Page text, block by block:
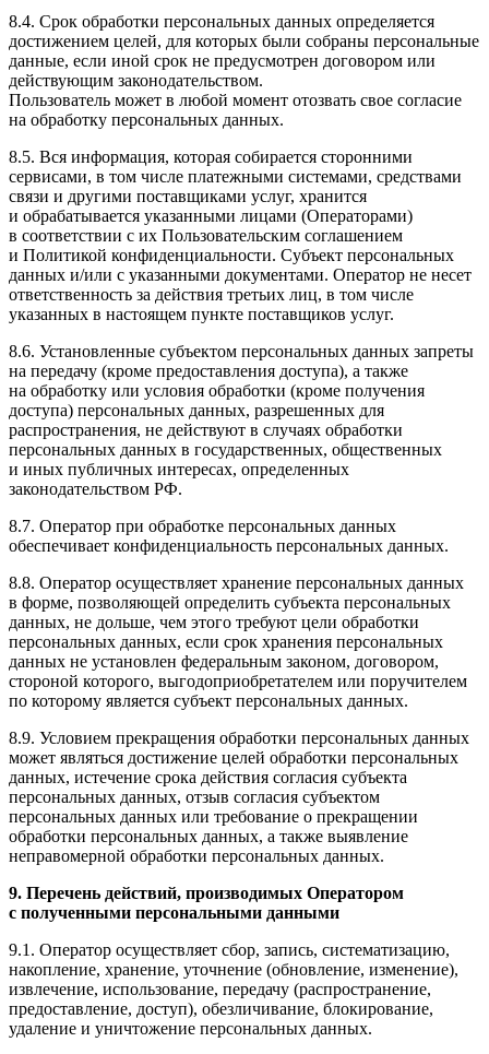
8.4. Срок обработки персональных данных определяется
достижением целей, для которых были собраны персональные
данные, если иной срок не предусмотрен договором или
действующим законодательством.
Пользователь может в любой момент отозвать свое согласие
на обработку персональных данных.
8.5. Вся информация, которая собирается сторонними
сервисами, в том числе платежными системами, средствами
связи и другими поставщиками услуг, хранится
и обрабатывается указанными лицами (Операторами)
в соответствии с их Пользовательским соглашением
и Политикой конфиденциальности. Субъект персональных
данных и/или с указанными документами. Оператор не несет
ответственность за действия третьих лиц, в том числе
указанных в настоящем пункте поставщиков услуг.
8.6. Установленные субъектом персональных данных запреты
на передачу (кроме предоставления доступа), а также
на обработку или условия обработки (кроме получения
доступа) персональных данных, разрешенных для
распространения, не действуют в случаях обработки
персональных данных в государственных, общественных
и иных публичных интересах, определенных
законодательством РФ.
8.7. Оператор при обработке персональных данных
обеспечивает конфиденциальность персональных данных.
8.8. Оператор осуществляет хранение персональных данных
в форме, позволяющей определить субъекта персональных
данных, не дольше, чем этого требуют цели обработки
персональных данных, если срок хранения персональных
данных не установлен федеральным законом, договором,
стороной которого, выгодоприобретателем или поручителем
по которому является субъект персональных данных.
8.9. Условием прекращения обработки персональных данных
может являться достижение целей обработки персональных
данных, истечение срока действия согласия субъекта
персональных данных, отзыв согласия субъектом
персональных данных или требование о прекращении
обработки персональных данных, а также выявление
неправомерной обработки персональных данных.
9. Перечень действий, производимых Оператором
с полученными персональными данными
9.1. Оператор осуществляет сбор, запись, систематизацию,
накопление, хранение, уточнение (обновление, изменение),
извлечение, использование, передачу (распространение,
предоставление, доступ), обезличивание, блокирование,
удаление и уничтожение персональных данных.